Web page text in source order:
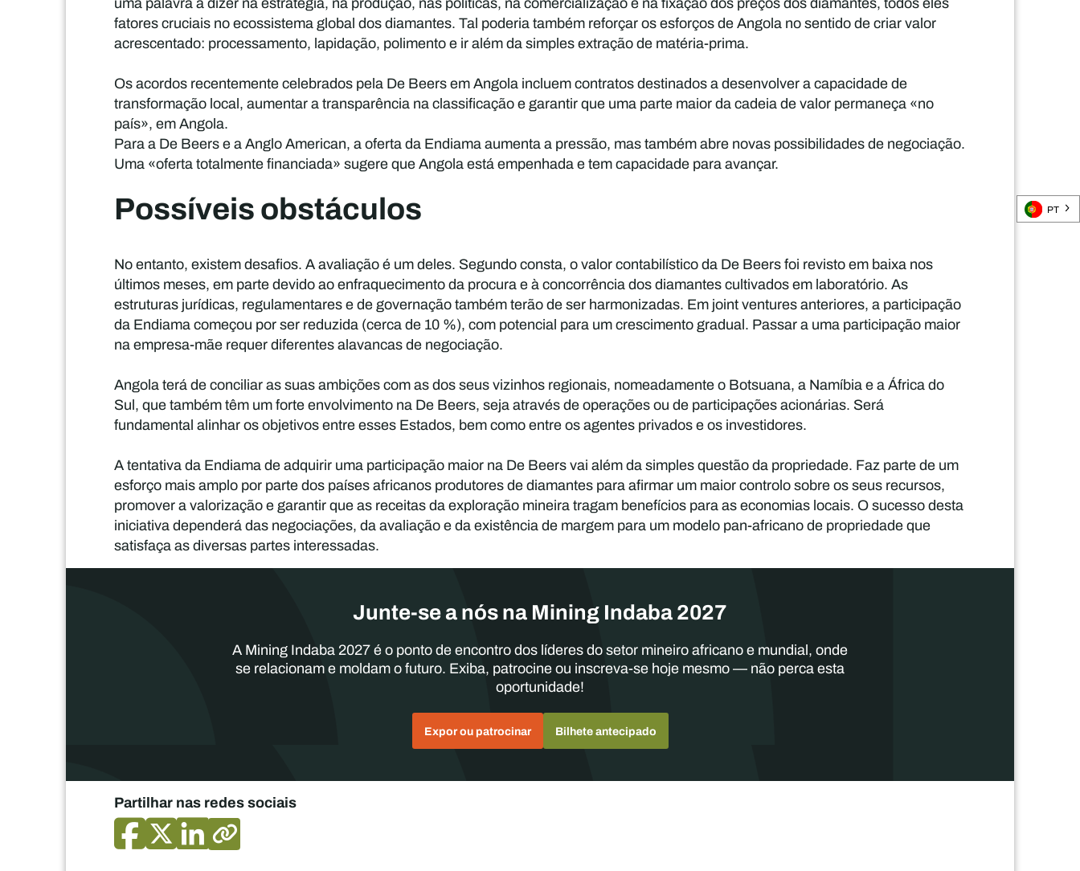
fatores cruciais no ecossistema global dos diamantes. Tal poderia também reforçar os esforços de Angola no sentido de criar valor
acrescentado: processamento, lapidação, polimento e ir além da simples extração de matéria-prima.
Os acordos recentemente celebrados pela De Beers em Angola incluem contratos destinados a desenvolver a capacidade de
transformação local, aumentar a transparência na classificação e garantir que uma parte maior da cadeia de valor permaneça «no
país», em Angola.
Para a De Beers e a Anglo American, a oferta da Endiama aumenta a pressão, mas também abre novas possibilidades de negociação.
Uma «oferta totalmente financiada» sugere que Angola está empenhada e tem capacidade para avançar.
Possíveis obstáculos
No entanto, existem desafios. A avaliação é um deles. Segundo consta, o valor contabilístico da De Beers foi revisto em baixa nos
últimos meses, em parte devido ao enfraquecimento da procura e à concorrência dos diamantes cultivados em laboratório. As
estruturas jurídicas, regulamentares e de governação também terão de ser harmonizadas. Em joint ventures anteriores, a participação
da Endiama começou por ser reduzida (cerca de 10 %), com potencial para um crescimento gradual. Passar a uma participação maior
na empresa-mãe requer diferentes alavancas de negociação.
Angola terá de conciliar as suas ambições com as dos seus vizinhos regionais, nomeadamente o Botsuana, a Namíbia e a África do
Sul, que também têm um forte envolvimento na De Beers, seja através de operações ou de participações acionárias. Será
fundamental alinhar os objetivos entre esses Estados, bem como entre os agentes privados e os investidores.
A tentativa da Endiama de adquirir uma participação maior na De Beers vai além da simples questão da propriedade. Faz parte de um
esforço mais amplo por parte dos países africanos produtores de diamantes para afirmar um maior controlo sobre os seus recursos,
promover a valorização e garantir que as receitas da exploração mineira tragam benefícios para as economias locais. O sucesso desta
iniciativa dependerá das negociações, da avaliação e da existência de margem para um modelo pan-africano de propriedade que
satisfaça as diversas partes interessadas.
Junte-se a nós na Mining Indaba 2027
A Mining Indaba 2027 é o ponto de encontro dos líderes do setor mineiro africano e mundial, onde
se relacionam e moldam o futuro. Exiba, patrocine ou inscreva-se hoje mesmo — não perca esta
oportunidade!
Expor ou patrocinar Bilhete antecipado
Partilhar nas redes sociais
PT